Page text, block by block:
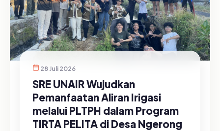
28 Juli 2026
SRE UNAIR Wujudkan
Pemanfaatan Aliran Irigasi
melalui PLTPH dalam Program
TIRTA PELITA di Desa Ngerong